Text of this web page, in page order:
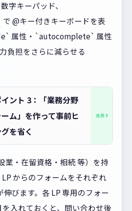
キーパッド、
@キー付きキーボードを表
属性・`autocomplete` 属性
負担をさらに減らせる
ント 3：「業務分野
ム」を作って事前ヒ
を省く
業・在留資格・相続 等）を持
からのフォームをそれぞれ
伸びます。各 LP 専用のフォー
入れておくと、問い合わせ後